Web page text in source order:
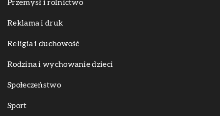
Przemysł i rolnictwo
Reklama i druk
Religia i duchowość
Rodzina i wychowanie dzieci
Społeczeństwo
Sport